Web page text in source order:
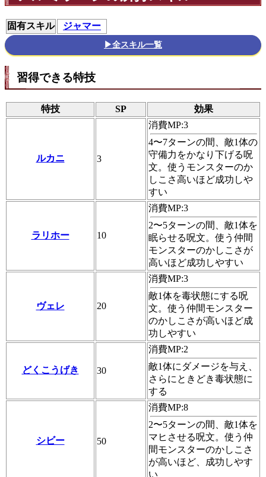
固有スキル ジャマー
▶全スキル一覧
習得できる特技
特技 SP 効果
ルカニ 3
消費MP:3
4〜7ターンの間、敵1体の
守備力をかなり下げる呪
文。使うモンスターのか
しこさ高いほど成功しや
すい
ラリホー 10
消費MP:3
2〜5ターンの間、敵1体を
眠らせる呪文。使う仲間
モンスターのかしこさが
高いほど成功しやすい
ヴェレ 20
消費MP:3
敵1体を毒状態にする呪
文。使う仲間モンスター
のかしこさが高いほど成
功しやすい
どくこうげき 30
消費MP:2
敵1体にダメージを与え、
さらにときどき毒状態に
する
シビー 50
消費MP:8
2〜5ターンの間、敵1体を
マヒさせる呪文。使う仲
間モンスターのかしこさ
が高いほど、成功しやす
い